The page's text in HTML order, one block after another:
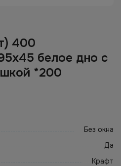
400
белое дно с
*200
Без окна
Да
Крафт